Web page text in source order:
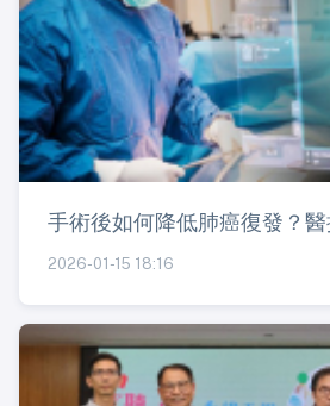
手術後如何降低肺癌復發？
2026-01-15 18:16